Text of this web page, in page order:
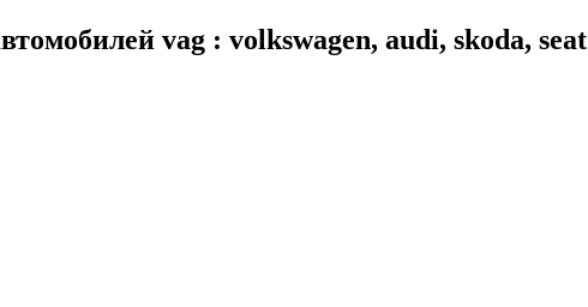
vag : volkswagen, audi, skoda, seat